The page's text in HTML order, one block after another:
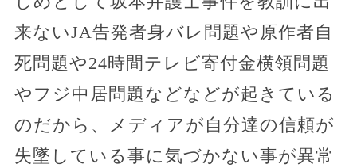
来ないJA告発者身バレ問題や原作者自
死問題や24時間テレビ寄付金横領問題
やフジ中居問題などなどが起きている
のだから、メディアが自分達の信頼が
失墜している事に気づかない事が異常